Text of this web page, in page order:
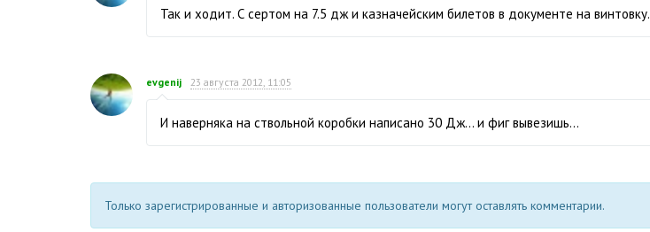
Так и ходит. С сертом на 7.5 дж и казначейским билетов в документе на винтовку.
evgenij 23 августа 2012, 11:05
И наверняка на ствольной коробки написано 30 Дж... и фиг вывезишь...
Только зарегистрированные и авторизованные пользователи могут оставлять комментарии.